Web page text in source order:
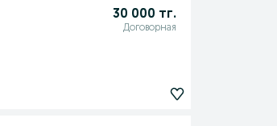
30 000 тг.
Договорная